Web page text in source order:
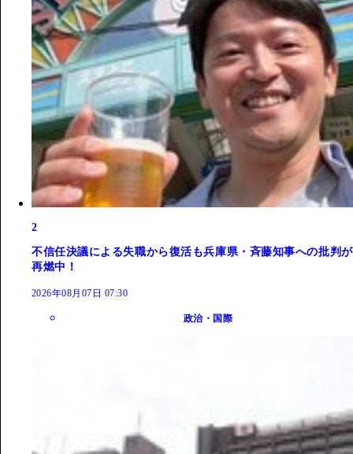
2
不信任決議による失職から復活も兵庫県・斉藤知事への批判が
再燃中！
2026年08月07日 07:30
政治・国際